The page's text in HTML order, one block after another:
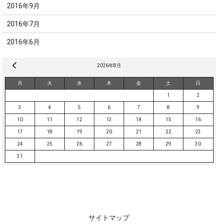
2016年9月
2016年7月
2016年6月
2026年8月
月 火 水 木 金 土 日
1 2
3 4 5 6 7 8 9
10 11 12 13 14 15 16
17 18 19 20 21 22 23
24 25 26 27 28 29 30
31
サイトマップ